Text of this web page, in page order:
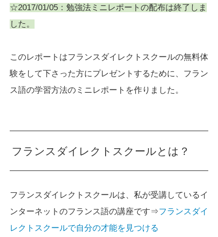
☆2017/01/05：勉強法ミニレポートの配布は終了しま
した。
このレポートはフランスダイレクトスクールの無料体
験をして下さった方にプレゼントするために、フラン
ス語の学習方法のミニレポートを作りました。
フランスダイレクトスクールとは？
フランスダイレクトスクールは、私が受講しているイ
ンターネットのフランス語の講座です⇒フランスダイ
レクトスクールで自分の才能を見つける